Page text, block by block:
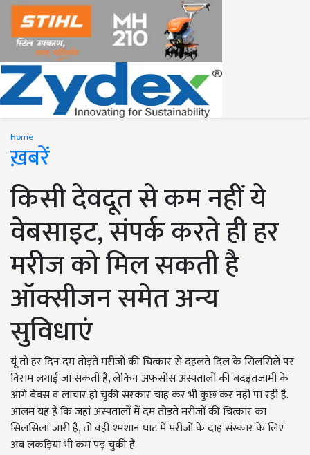
Home
ख़बरें
किसी देवदूत से कम नहीं ये
वेबसाइट, संपर्क करते ही हर
मरीज को मिल सकती है
ऑक्सीजन समेत अन्य
सुविधाएं
यूं तो हर दिन दम तोड़ते मरीजों की चित्कार से दहलते दिल के सिलसिले पर
विराम लगाई जा सकती है, लेकिन अफसोस अस्पतालों की बदइंतजामी के
आगे बेबस व लाचार हो चुकी सरकार चाह कर भी कुछ कर नहीं पा रही है.
आलम यह है कि जहां अस्पतालों में दम तोड़ते मरीजों की चित्कार का
सिलसिला जारी है, तो वहीं श्मशान घाट में मरीजों के दाह संस्कार के लिए
अब लकड़ियां भी कम पड़ चुकी है.